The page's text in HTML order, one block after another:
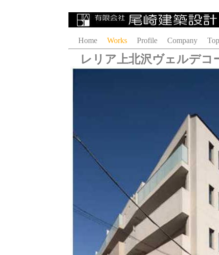
Home Works Profile Company
レリア上北沢ヴェルデコ